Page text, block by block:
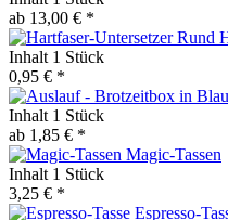
ab 13,00 € *
Inhalt 1 Stück
0,95 € *
Inhalt 1 Stück
ab 1,85 € *
Magic-Tassen
Inhalt 1 Stück
3,25 € *
Espresso-